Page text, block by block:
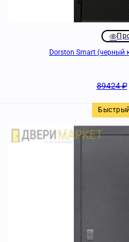
Dorston Smart (черный
89424₽